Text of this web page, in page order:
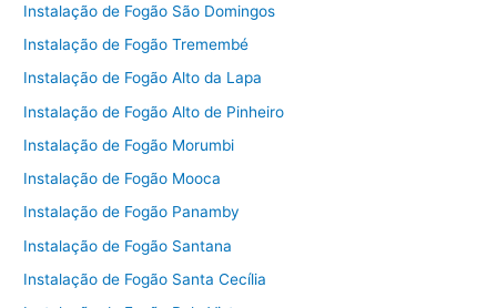
Instalação de Fogão São Domingos
Instalação de Fogão Tremembé
Instalação de Fogão Alto da Lapa
Instalação de Fogão Alto de Pinheiro
Instalação de Fogão Morumbi
Instalação de Fogão Mooca
Instalação de Fogão Panamby
Instalação de Fogão Santana
Instalação de Fogão Santa Cecília